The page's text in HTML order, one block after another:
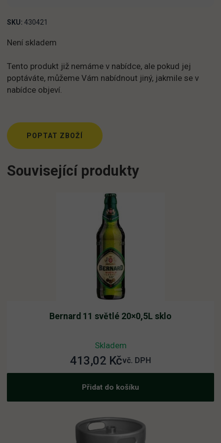
SKU: 430421
Není skladem
Tento produkt již nemáme v nabídce, ale pokud jej
poptáváte, můžeme Vám nabídnout jiný, jakmile se v
nabídce objeví.
POPTAT ZBOŽÍ
Související produkty
Bernard 11 světlé 20×0,5L sklo
Skladem
413,02 Kčvč. DPH
Přidat do košíku